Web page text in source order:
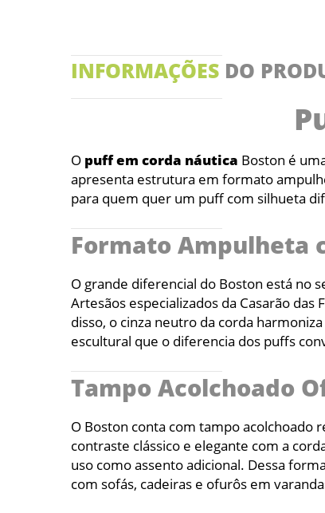
INFORMAÇÕES DO
O puff em corda náutica Boston é
apresenta estrutura em formato
para quem quer um puff com silhueta
Formato Ampulheta
O grande diferencial do Boston está no
Artesãos especializados da Casarão
disso, o cinza neutro da corda
escultural que o diferencia dos puffs
Tampo Acolchoado
O Boston conta com tampo acolchoado
contraste clássico e elegante com a
uso como assento adicional. Dessa
com sofás, cadeiras e ofurôs em